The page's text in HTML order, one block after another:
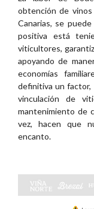
obtención de
Canarias, se
positiva está
viticultores,
apoyando de
economías
definitiva un factor,
vinculación de
mantenimiento de
vez, hacen que
encanto.